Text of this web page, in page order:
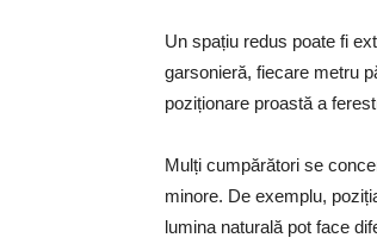
Un spațiu redus poate fi
garsonieră, fiecare metru
poziționare proastă a
Mulți cumpărători se
minore. De exemplu,
lumina naturală pot face